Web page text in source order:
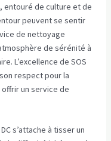
entouré de culture et de
peuvent se sentir
de nettoyage
de sérénité à
L’excellence de SOS
respect pour la
un service de
s’attache à tisser un